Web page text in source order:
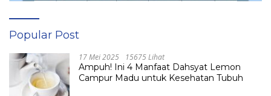
Popular Post
17 Mei 2025 15675 Lihat
Ampuh! Ini 4 Manfaat Dahsyat Lemon
Campur Madu untuk Kesehatan Tubuh